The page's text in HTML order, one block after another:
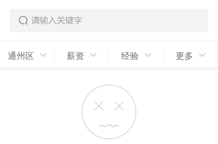
通州区 薪资 经验 更多